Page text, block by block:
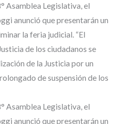
Asamblea Legislativa, el
anunció que presentarán un
la feria judicial. “El
de los ciudadanos se
de la Justicia por un
de suspensión de los
Asamblea Legislativa, el
anunció que presentarán un